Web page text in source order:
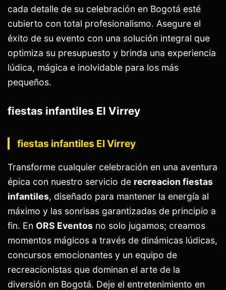
cada detalle de su celebración en Bogotá esté
cubierto con total profesionalismo. Asegure el
éxito de su evento con una solución integral que
optimiza su presupuesto y brinda una experiencia
lúdica, mágica e inolvidable para los más
pequeños.
fiestas infantiles El Virrey
fiestas infantiles El Virrey
Transforme cualquier celebración en una aventura
épica con nuestro servicio de recreacion fiestas
infantiles, diseñado para mantener la energía al
máximo y las sonrisas garantizadas de principio a
fin. En ORS Eventos no solo jugamos; creamos
momentos mágicos a través de dinámicas lúdicas,
concursos emocionantes y un equipo de
recreacionistas que dominan el arte de la
diversión en Bogotá. Deje el entretenimiento en